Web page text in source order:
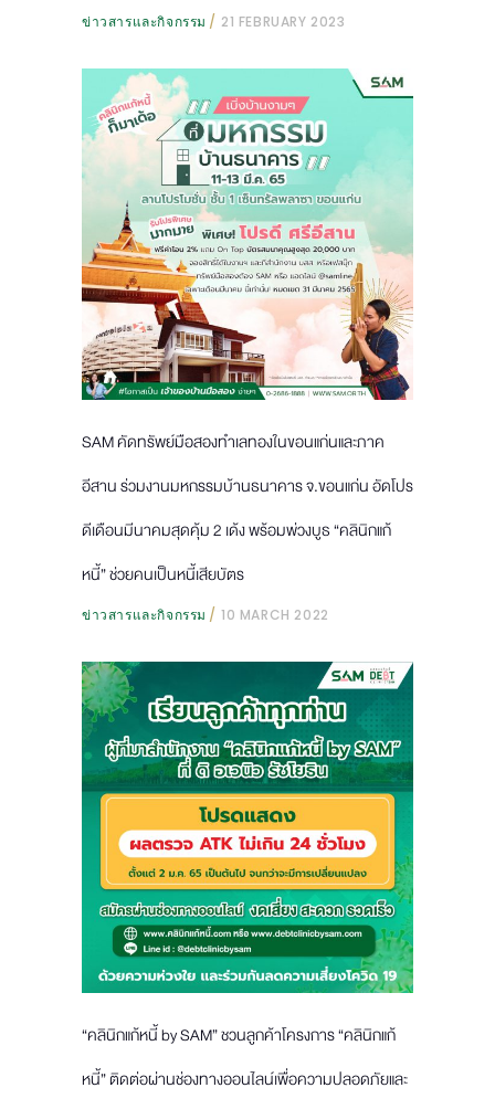
ข่าวสารและกิจกรรม 21 FEBRUARY 2023
SAM คัดทรัพย์มือสองทำเลทองในขอนแก่นและภาค
อีสาน ร่วมงานมหกรรมบ้านธนาคาร จ.ขอนแก่น อัดโปร
ดีเดือนมีนาคมสุดคุ้ม 2 เด้ง พร้อมพ่วงบูธ “คลินิกแก้
หนี้” ช่วยคนเป็นหนี้เสียบัตร
ข่าวสารและกิจกรรม 10 MARCH 2022
“คลินิกแก้หนี้ by SAM” ชวนลูกค้าโครงการ “คลินิกแก้
หนี้” ติดต่อผ่านช่องทางออนไลน์เพื่อความปลอดภัยและ